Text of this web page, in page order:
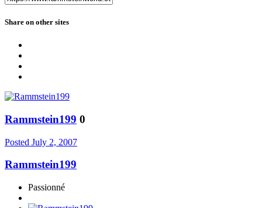
Share on other sites
Rammstein199 0
Posted July 2, 2007
Rammstein199
Passionné